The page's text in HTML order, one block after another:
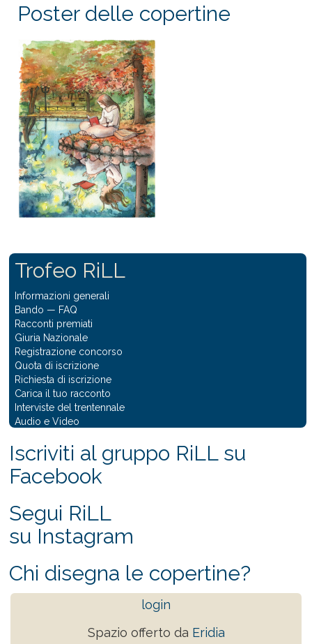
Poster delle copertine
Trofeo RiLL
Informazioni generali
Bando — FAQ
Racconti premiati
Giuria Nazionale
Registrazione concorso
Quota di iscrizione
Richiesta di iscrizione
Carica il tuo racconto
Interviste del trentennale
Audio e Video
Iscriviti al gruppo RiLL su
Facebook
Segui RiLL
su Instagram
Chi disegna le copertine?
login
Spazio offerto da Eridia